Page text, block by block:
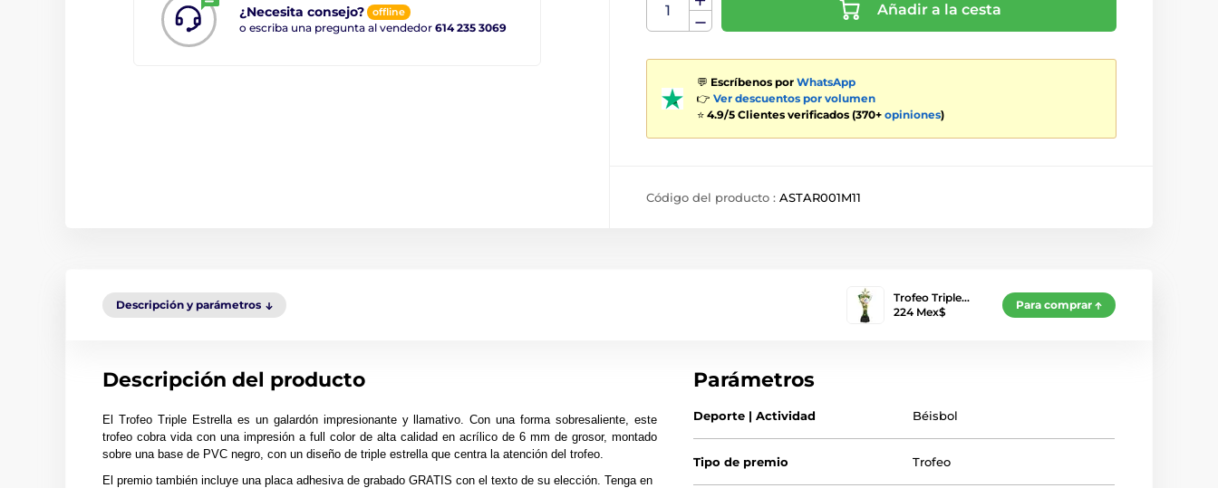
¿Necesita consejo? offline
o escriba una pregunta al vendedor 614 235 3069
Añadir a la cesta
💬 Escríbenos por WhatsApp
👉 Ver descuentos por volumen
⭐ 4.9/5 Clientes verificados (370+ opiniones)
Código del producto : ASTAR001M11
Descripción y parámetros
Trofeo Triple…
224 Mex$
Para comprar
Descripción del producto
El Trofeo Triple Estrella es un galardón impresionante y llamativo. Con una forma sobresaliente, este
trofeo cobra vida con una impresión a full color de alta calidad en acrílico de 6 mm de grosor, montado
sobre una base de PVC negro, con un diseño de triple estrella que centra la atención del trofeo.
El premio también incluye una placa adhesiva de grabado GRATIS con el texto de su elección. Tenga en
Parámetros
Deporte | Actividad Béisbol
Tipo de premio Trofeo